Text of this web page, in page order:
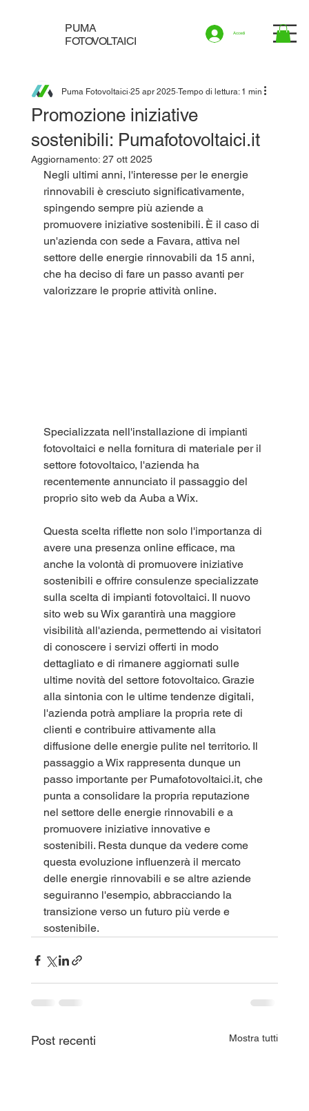
PUMA
FOTOVOLTAICI
Accedi
Promozione iniziative
sostenibili: Pumafotovoltaici.it
Puma Fotovoltaici 25 apr 2025 Tempo di lettura: 1 min
Aggiornamento: 27 ott 2025
Negli ultimi anni, l'interesse per le energie
rinnovabili è cresciuto significativamente,
spingendo sempre più aziende a
promuovere iniziative sostenibili. È il caso di
un'azienda con sede a Favara, attiva nel
settore delle energie rinnovabili da 15 anni,
che ha deciso di fare un passo avanti per
valorizzare le proprie attività online.
Specializzata nell'installazione di impianti
fotovoltaici e nella fornitura di materiale per il
settore fotovoltaico, l'azienda ha
recentemente annunciato il passaggio del
proprio sito web da Auba a Wix.
Questa scelta riflette non solo l'importanza di
avere una presenza online efficace, ma
anche la volontà di promuovere iniziative
sostenibili e offrire consulenze specializzate
sulla scelta di impianti fotovoltaici. Il nuovo
sito web su Wix garantirà una maggiore
visibilità all'azienda, permettendo ai visitatori
di conoscere i servizi offerti in modo
dettagliato e di rimanere aggiornati sulle
ultime novità del settore fotovoltaico. Grazie
alla sintonia con le ultime tendenze digitali,
l'azienda potrà ampliare la propria rete di
clienti e contribuire attivamente alla
diffusione delle energie pulite nel territorio. Il
passaggio a Wix rappresenta dunque un
passo importante per Pumafotovoltaici.it, che
punta a consolidare la propria reputazione
nel settore delle energie rinnovabili e a
promuovere iniziative innovative e
sostenibili. Resta dunque da vedere come
questa evoluzione influenzerà il mercato
delle energie rinnovabili e se altre aziende
seguiranno l'esempio, abbracciando la
transizione verso un futuro più verde e
sostenibile.
Post recenti Mostra tutti